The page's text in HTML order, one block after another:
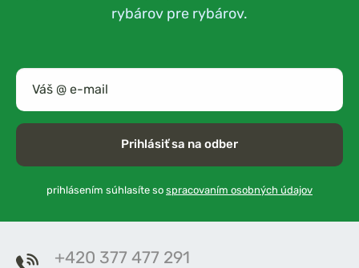
rybárov pre rybárov.
Prihlásiť sa na odber
prihlásením súhlasíte so spracovaním osobných údajov
+420 377 477 291